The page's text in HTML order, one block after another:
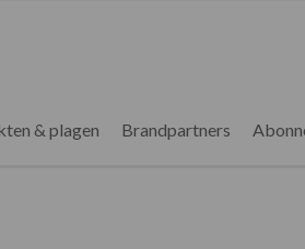
& plagen Brandpartners